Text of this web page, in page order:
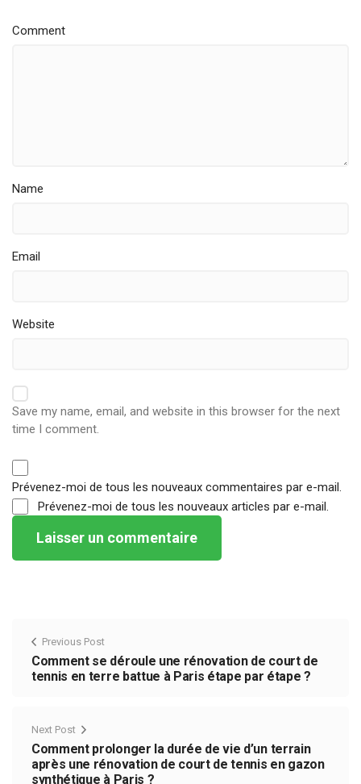
Comment
Name
Email
Website
Save my name, email, and website in this browser for the next
time I comment.
Prévenez-moi de tous les nouveaux commentaires par e-mail.
Prévenez-moi de tous les nouveaux articles par e-mail.
Previous Post
Comment se déroule une rénovation de court de
tennis en terre battue à Paris étape par étape ?
Next Post
Comment prolonger la durée de vie d’un terrain
après une rénovation de court de tennis en gazon
synthétique à Paris ?